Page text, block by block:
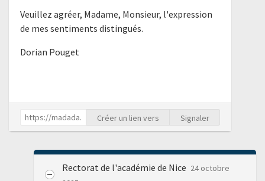
Veuillez agréer, Madame, Monsieur, l'expression
de mes sentiments distingués.
Dorian Pouget
Créer un lien vers Signaler
Rectorat de l'académie de Nice 24 octobre